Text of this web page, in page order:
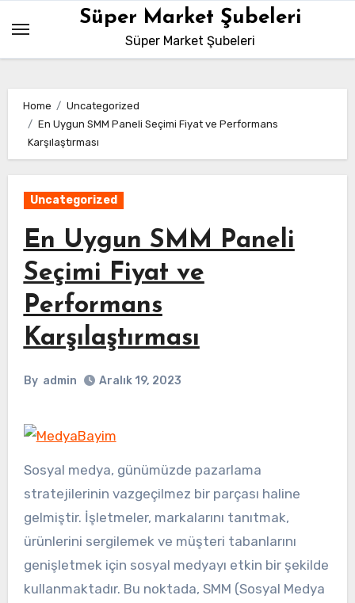
content
Süper Market Şubeleri
Süper Market Şubeleri
Home
Uncategorized
En Uygun SMM Paneli Seçimi Fiyat ve Performans
Karşılaştırması
Uncategorized
En Uygun SMM Paneli
Seçimi Fiyat ve
Performans
Karşılaştırması
By admin Aralık 19, 2023
Sosyal medya, günümüzde pazarlama
stratejilerinin vazgeçilmez bir parçası haline
gelmiştir. İşletmeler, markalarını tanıtmak,
ürünlerini sergilemek ve müşteri tabanlarını
genişletmek için sosyal medyayı etkin bir şekilde
kullanmaktadır. Bu noktada, SMM (Sosyal Medya